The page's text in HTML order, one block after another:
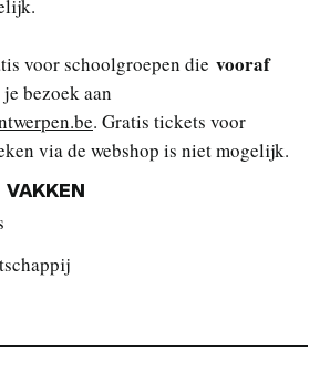
voor schoolgroepen die vooraf
bezoek aan
. Gratis tickets voor
via de webshop is niet mogelijk.